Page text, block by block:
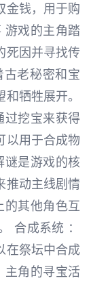
金钱，用于购
游戏的主角踏
死因并寻找传
老秘密和宝
牺牲展开。
过挖宝来获得
以用于合成物
谜是游戏的核
推动主线剧情
的其他角色互
合成系统 ：
在祭坛中合成
主角的寻宝活